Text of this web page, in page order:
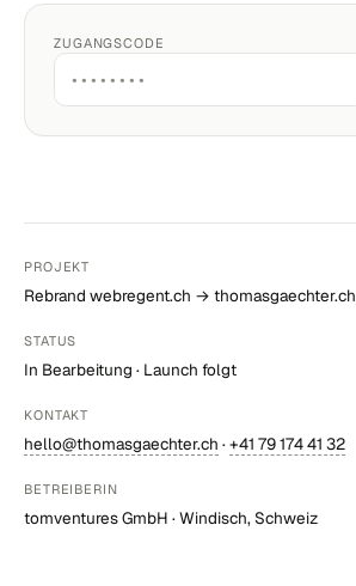
ZUGANGSCODE
PROJEKT
Rebrand webregent.ch → thomasgaechter.ch
STATUS
In Bearbeitung · Launch folgt
KONTAKT
hello@thomasgaechter.ch ·+41 79 174 41 32
BETREIBERIN
tomventures GmbH · Windisch, Schweiz